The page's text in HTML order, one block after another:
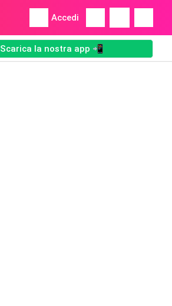
Accedi
Scarica la nostra app 📲